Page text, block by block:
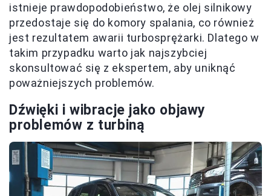
istnieje prawdopodobieństwo, że olej silnikowy
przedostaje się do komory spalania, co również
jest rezultatem awarii turbosprężarki. Dlatego w
takim przypadku warto jak najszybciej
skonsultować się z ekspertem, aby uniknąć
poważniejszych problemów.
Dźwięki i wibracje jako objawy
problemów z turbiną